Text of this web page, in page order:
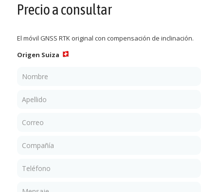
Precio a consultar
El móvil GNSS RTK original con compensación de inclinación.
Origen Suiza